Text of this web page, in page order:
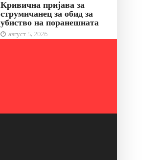
Кривична пријава за
струмичанец за обид за
убиство на поранешната
август 5, 2026